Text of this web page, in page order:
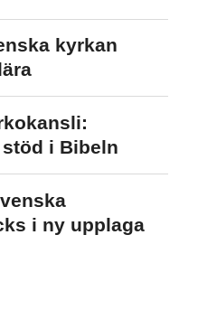
kyrkan
i Bibeln
i ny upplaga